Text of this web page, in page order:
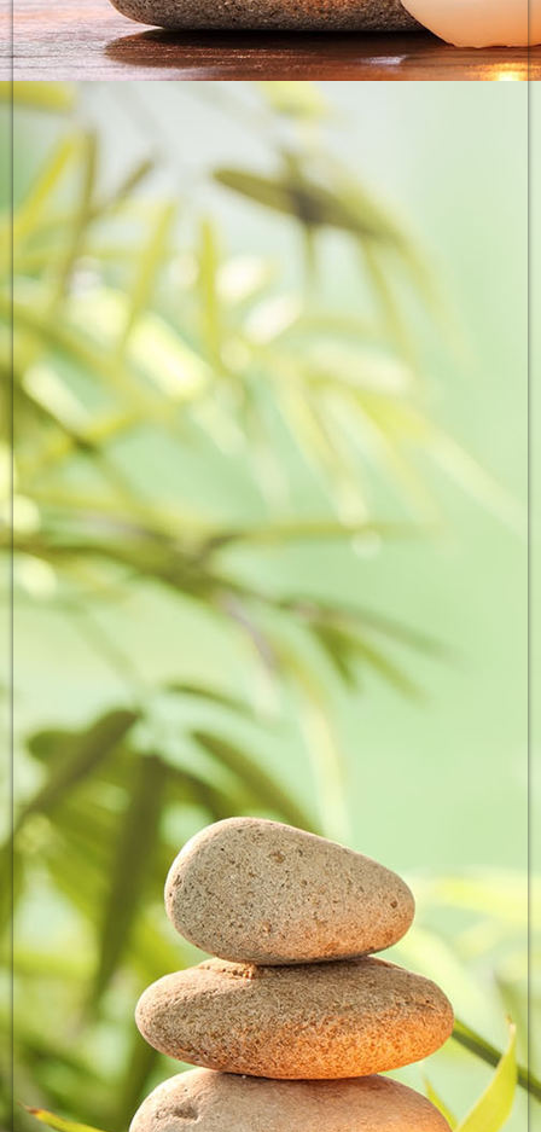
Unterreichenbach Kirche im Main Kinzig Kreis
Praxis Frontansicht